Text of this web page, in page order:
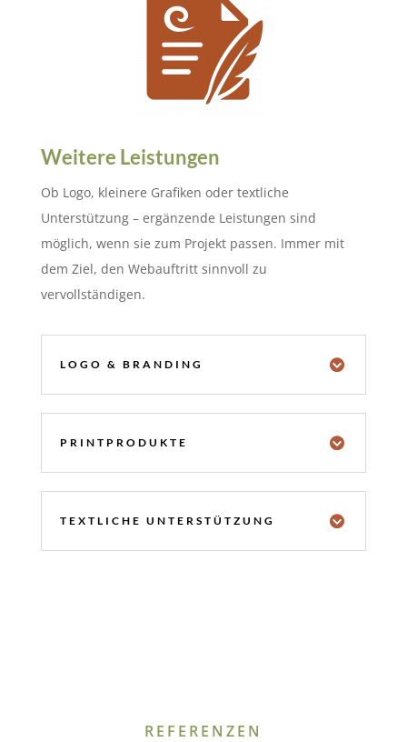
Weitere Leistungen
Ob Logo, kleinere Grafiken oder textliche
Unterstützung – ergänzende Leistungen sind
möglich, wenn sie zum Projekt passen. Immer mit
dem Ziel, den Webauftritt sinnvoll zu
vervollständigen.
LOGO & BRANDING
PRINTPRODUKTE
TEXTLICHE UNTERSTÜTZUNG
REFERENZEN